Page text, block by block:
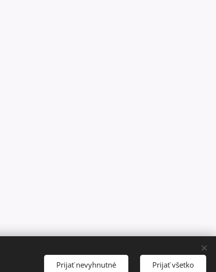
Prijať nevyhnutné Prijať všetko